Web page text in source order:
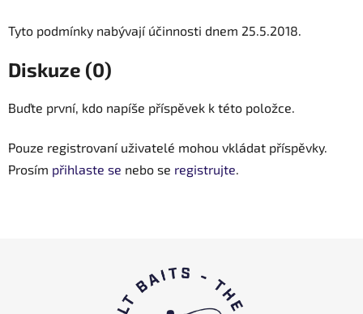
Tyto podmínky nabývají účinnosti dnem 25.5.2018.
Diskuze (0)
Buďte první, kdo napíše příspěvek k této položce.
Pouze registrovaní uživatelé mohou vkládat příspěvky.
Prosím přihlaste se nebo se registrujte